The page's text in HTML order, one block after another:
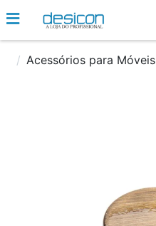
Acessórios para Móveis